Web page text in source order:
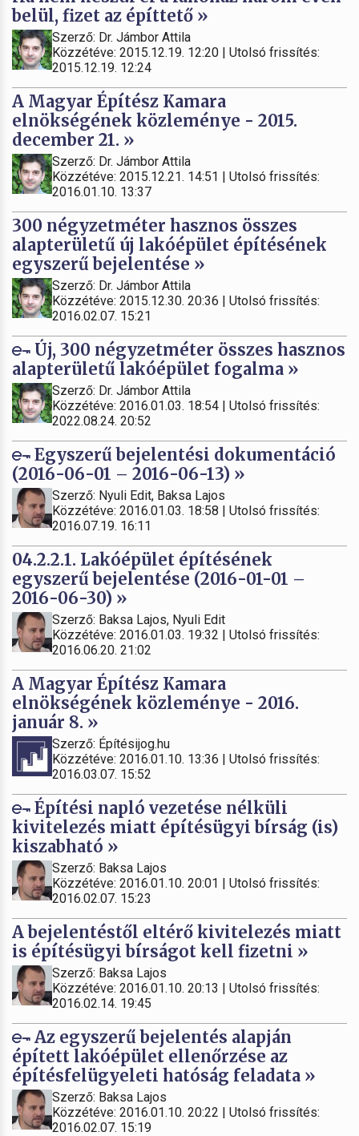
belül, fizet az építtető »
Szerző: Dr. Jámbor Attila
Közzétéve: 2015.12.19. 12:20 | Utolsó frissítés:
2015.12.19. 12:24
A Magyar Építész Kamara
elnökségének közleménye - 2015.
december 21. »
Szerző: Dr. Jámbor Attila
Közzétéve: 2015.12.21. 14:51 | Utolsó frissítés:
2016.01.10. 13:37
300 négyzetméter hasznos összes
alapterületű új lakóépület építésének
egyszerű bejelentése »
Szerző: Dr. Jámbor Attila
Közzétéve: 2015.12.30. 20:36 | Utolsó frissítés:
2016.02.07. 15:21
Új, 300 négyzetméter összes hasznos
alapterületű lakóépület fogalma »
Szerző: Dr. Jámbor Attila
Közzétéve: 2016.01.03. 18:54 | Utolsó frissítés:
2022.08.24. 20:52
Egyszerű bejelentési dokumentáció
(2016-06-01 – 2016-06-13) »
Szerző: Nyuli Edit, Baksa Lajos
Közzétéve: 2016.01.03. 18:58 | Utolsó frissítés:
2016.07.19. 16:11
04.2.2.1. Lakóépület építésének
egyszerű bejelentése (2016-01-01 –
2016-06-30) »
Szerző: Baksa Lajos, Nyuli Edit
Közzétéve: 2016.01.03. 19:32 | Utolsó frissítés:
2016.06.20. 21:02
A Magyar Építész Kamara
elnökségének közleménye - 2016.
január 8. »
Szerző: Építésijog.hu
Közzétéve: 2016.01.10. 13:36 | Utolsó frissítés:
2016.03.07. 15:52
Építési napló vezetése nélküli
kivitelezés miatt építésügyi bírság (is)
kiszabható »
Szerző: Baksa Lajos
Közzétéve: 2016.01.10. 20:01 | Utolsó frissítés:
2016.02.07. 15:23
A bejelentéstől eltérő kivitelezés miatt
is építésügyi bírságot kell fizetni »
Szerző: Baksa Lajos
Közzétéve: 2016.01.10. 20:13 | Utolsó frissítés:
2016.02.14. 19:45
Az egyszerű bejelentés alapján
épített lakóépület ellenőrzése az
építésfelügyeleti hatóság feladata »
Szerző: Baksa Lajos
Közzétéve: 2016.01.10. 20:22 | Utolsó frissítés:
2016.02.07. 15:19